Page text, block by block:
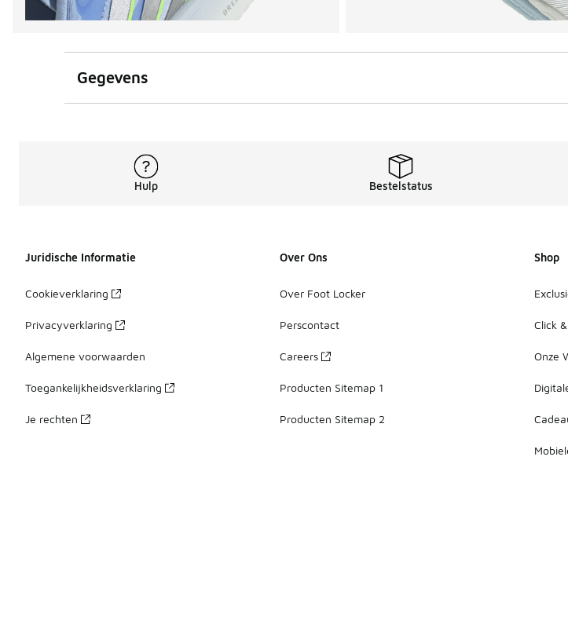
Gegevens
Hulp Bestelstatus
Juridische Informatie
Cookieverklaring
Privacyverklaring
Algemene voorwaarden
Toegankelijkheidsverklaring
Je rechten
Over Ons
Over Foot Locker
Perscontact
Careers
Producten Sitemap 1
Producten Sitemap 2
Shop
Click
Onze